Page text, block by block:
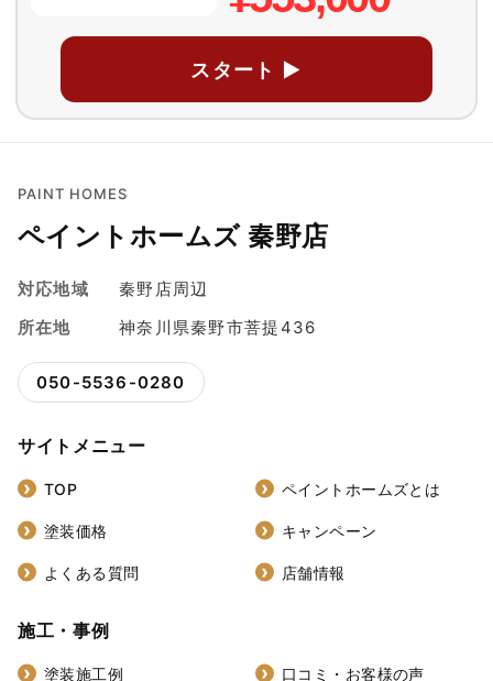
スタート ▶
PAINT HOMES
ペイントホームズ 秦野店
対応地域
秦野店周辺
所在地
神奈川県秦野市菩提436
050-5536-0280
サイトメニュー
TOP ペイントホームズとは
塗装価格 キャンペーン
よくある質問 店舗情報
施工・事例
塗装施工例 口コミ・お客様の声